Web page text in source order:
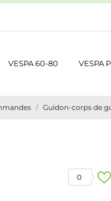
VESPA 60-80 VESPA
Guidon-corps de
0